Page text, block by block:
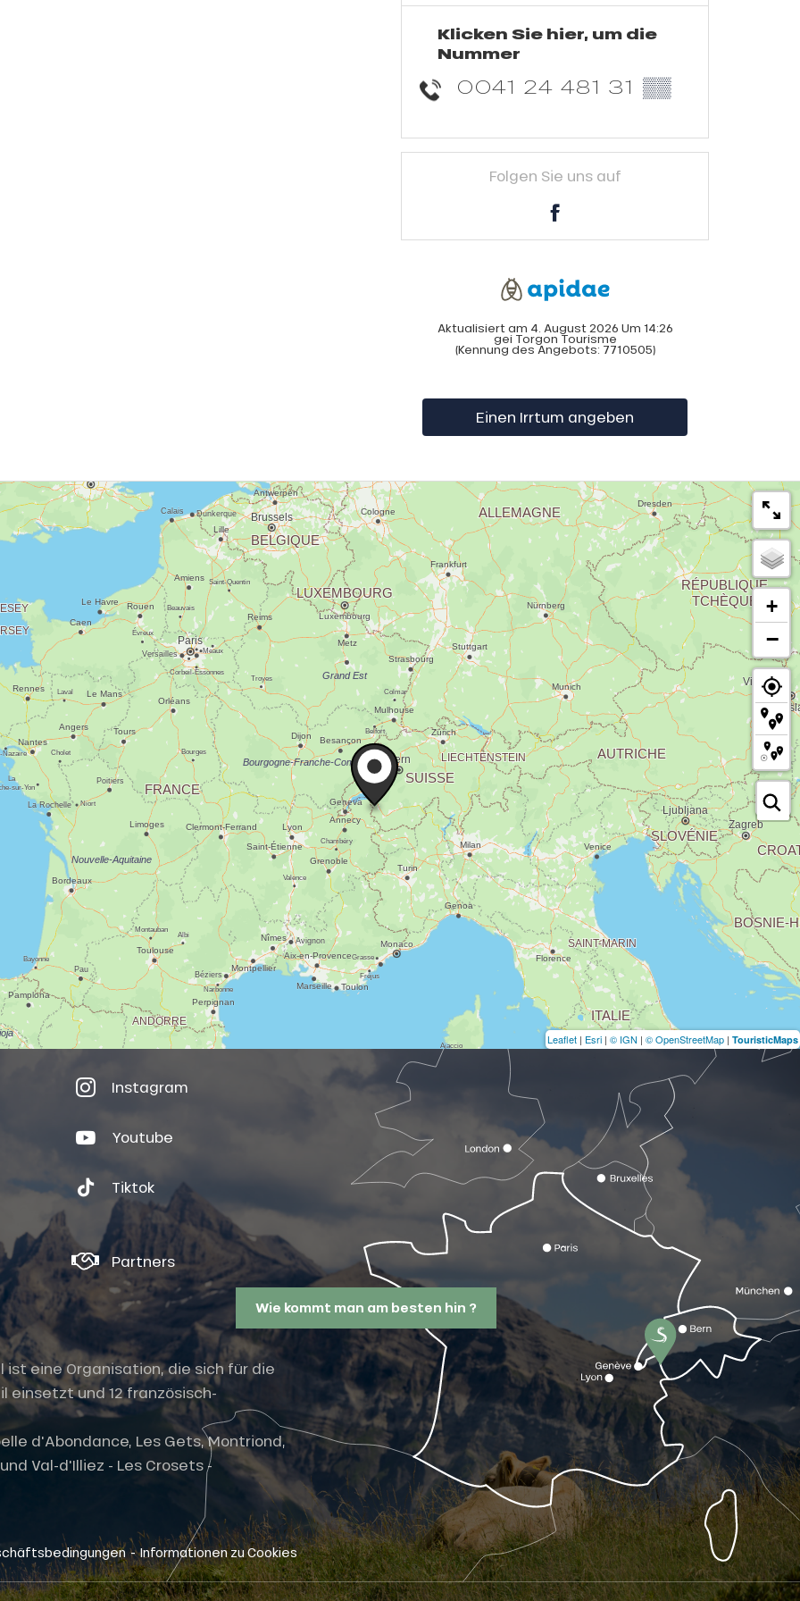
Klicken Sie hier, um die
Nummer
0041 24 481 31 ▒▒
Folgen Sie uns auf
Aktualisiert am 4. August 2026 Um 14:26
gei Torgon Tourisme
(Kennung des Angebots: 7710505)
Einen Irrtum angeben
+
−
Leaflet | Esri | © IGN | © OpenStreetMap | TouristicMaps
Instagram
Youtube
Tiktok
Partners
eine Organisation, die sich für die
einsetzt und 12 französisch-
d'Abondance, Les Gets, Montriond,
Val-d'Illiez - Les Crosets -
- Informationen zu Cookies
Wie kommt man am besten hin ?